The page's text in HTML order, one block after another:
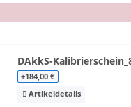
DAkkS-
+184,00 €
Artikeldetails